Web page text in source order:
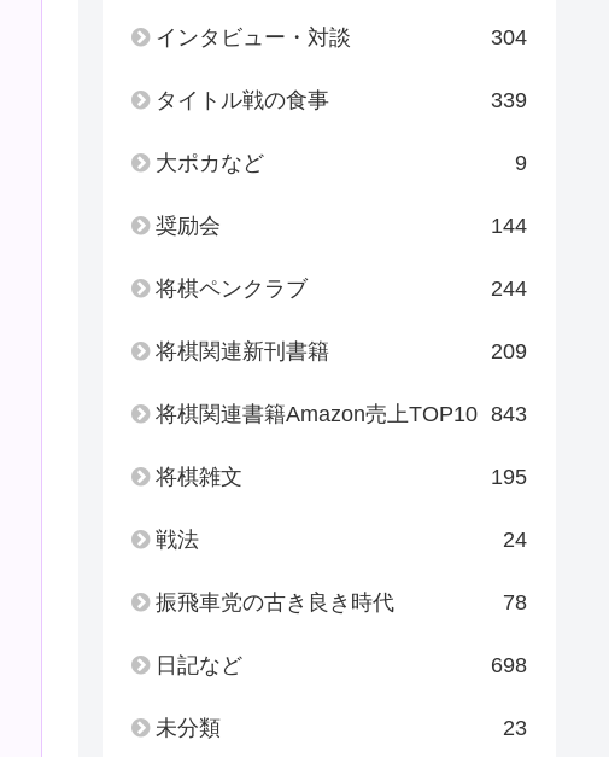
インタビュー・対談 304
タイトル戦の食事 339
大ポカなど 9
奨励会 144
将棋ペンクラブ 244
将棋関連新刊書籍 209
将棋関連書籍Amazon売上TOP10 843
将棋雑文 195
戦法 24
振飛車党の古き良き時代 78
日記など 698
未分類 23